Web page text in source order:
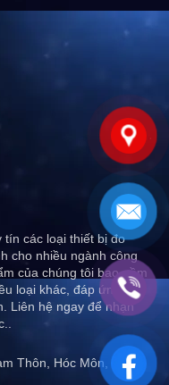
tín các loại thiết bị đo
cho nhiều ngành công
của chúng tôi bao gồm
loại khác, đáp ứng mọi
Liên hệ ngay để nhận
Thôn, Hóc Môn,